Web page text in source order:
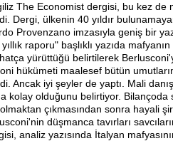
The Economist dergisi, bu kez de
Dergi, ülkenin 40 yıldır
Provenzano imzasıyla geniş bir
raporu" başlıklı yazıda
yürüttüğü belirtilerek
hükümeti maalesef bütün
Ancak iyi şeyler de yaptı. Mali
kolay olduğunu belirtiyor. Bilançoda
çıkmasından sonra hayali
düşmanca tavırları
analiz yazısında İtalyan